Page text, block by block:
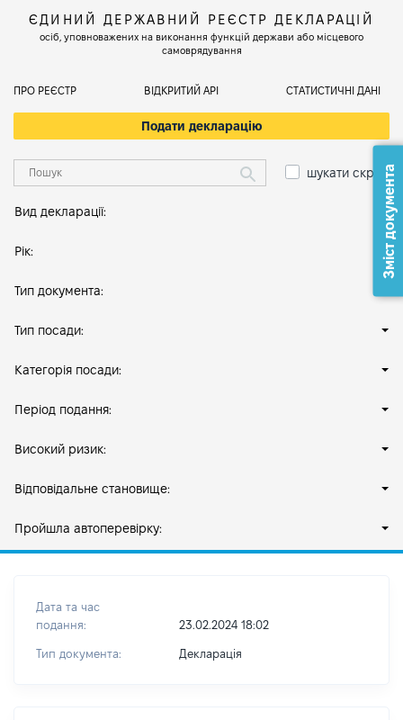
ЄДИНИЙ ДЕРЖАВНИЙ РЕЄСТР ДЕКЛАРАЦІЙ
осіб, уповноважених на виконання функцій держави або місцевого
самоврядування
ПРО РЕЄСТР ВІДКРИТИЙ АРІ СТАТИСТИЧНІ ДАНІ
Подати декларацію
шукати скрізь
Вид декларації:
Рік:
Тип документа:
Тип посади:
Категорія посади:
Період подання:
Високий ризик:
Відповідальне становище:
Пройшла автоперевірку:
Дата та час
подання:
23.02.2024 18:02
Тип документа: Декларація
Зміст документа